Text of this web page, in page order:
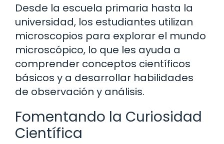
Desde la escuela primaria hasta la
universidad, los estudiantes utilizan
microscopios para explorar el mundo
microscópico, lo que les ayuda a
comprender conceptos científicos
básicos y a desarrollar habilidades
de observación y análisis.
Fomentando la Curiosidad
Científica